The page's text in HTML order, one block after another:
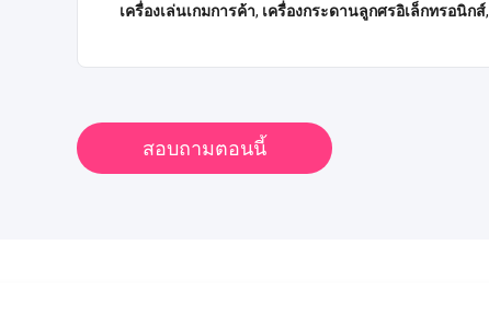
เครื่องเล่นเกมการค้า, เครื่องกระดานลูกศรอิเล็กทรอนิกส์,
สอบถามตอนนี้